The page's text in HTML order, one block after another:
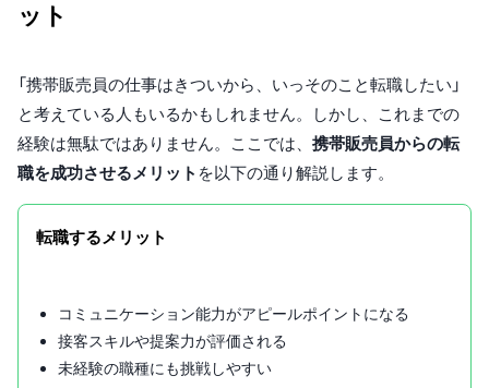
ット
「携帯販売員の仕事はきついから、いっそのこと転職したい」
と考えている人もいるかもしれません。しかし、これまでの
経験は無駄ではありません。ここでは、 携帯販売員からの転
職を成功させるメリット を以下の通り解説します。
転職するメリット
コミュニケーション能力がアピールポイントになる
接客スキルや提案力が評価される
未経験の職種にも挑戦しやすい